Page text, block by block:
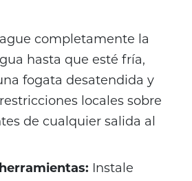
completamente la
hasta que esté fría,
fogata desatendida y
locales sobre
de cualquier salida al
Instale